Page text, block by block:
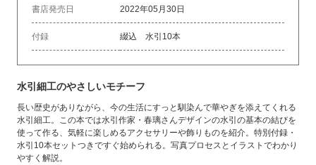
書店発売日 2022年05月30日
付録 綴込 水引10本
水引細工のやさしいモチーフ
長い歴史がありながら、今の生活にすっと馴染んで華やぎを添えてくれる
水引細工。この本では水引作家・春璃さんデザインの水引の基本の結びを
使って作る、気軽に楽しめるアクセサリーや飾りものを紹介。特別付録・
水引10本セットつきですぐ始められる。写真プロセスとイラストでわかり
やすく解説。